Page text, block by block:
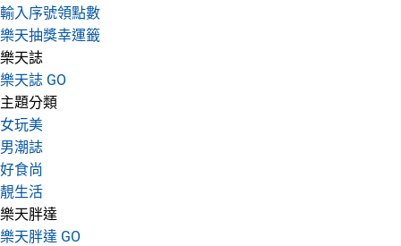
輸入序號領點數
樂天抽獎幸運籤
樂天誌
樂天誌 GO
主題分類
女玩美
男潮誌
好食尚
靚生活
樂天胖達
樂天胖達 GO